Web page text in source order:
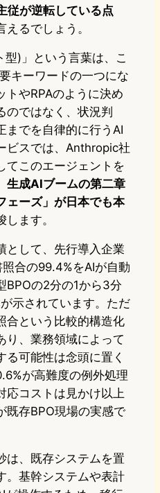
従が逆転している点
えるでしょう。
型)」という言葉は、こ
キーワードの一つにな
トやRPAのように決め
のではなく、状況判
までを自律的に行うAI
ビスでは、Anthropic社
てこのエージェントを
生成AIブームの第二章
ェーズ」が日本でも本
します。
として、先行導入企業
合の99.4%をAIが自動
BPOの2分の1から3分
示されています。ただ
合という比較的構造化
り、業務領域によって
る可能性は念頭に置く
が高難度の例外処理
応コストは見かけ以上
既存BPO現場の実感で
は、既存システムを置
。基幹システムや表計